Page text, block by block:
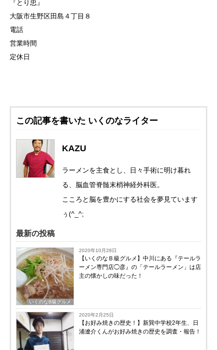
『とり忠』
大阪市生野区田島４丁目８
電話
営業時間
定休日
この記事を書いた いくのなライター
KAZU
ラーメンを主食とし、日々手術に明け暮れ
る、脳血管脊髄末梢神経外科医。
こころと脳を豊かにする社会を夢見ています
ぅ(^_^;
最新の投稿
いくのなB級グルメ
2020年10月28日
【いくのなＢ級グルメ】中川にある『テールラ
ーメン専門店◯彦』の「テールラーメン」は店
主の懐かしの味だった！
2020年2月25日
【お好み焼きの歴史！】新巽中学校2年生、日
浦遼介くんがお好み焼きの歴史を調査・報告！